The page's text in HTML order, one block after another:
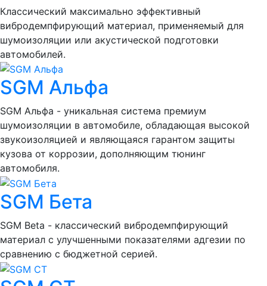
Классический максимально эффективный
вибродемпфирующий материал, применяемый для
шумоизоляции или акустической подготовки
автомобилей.
SGM Альфа
SGM Альфа - уникальная система премиум
шумоизоляции в автомобиле, обладающая высокой
звукоизоляцией и являющаяся гарантом защиты
кузова от коррозии, дополняющим тюнинг
автомобиля.
SGM Бета
SGM Beta - классический вибродемпфирующий
материал с улучшенными показателями адгезии по
сравнению с бюджетной серией.